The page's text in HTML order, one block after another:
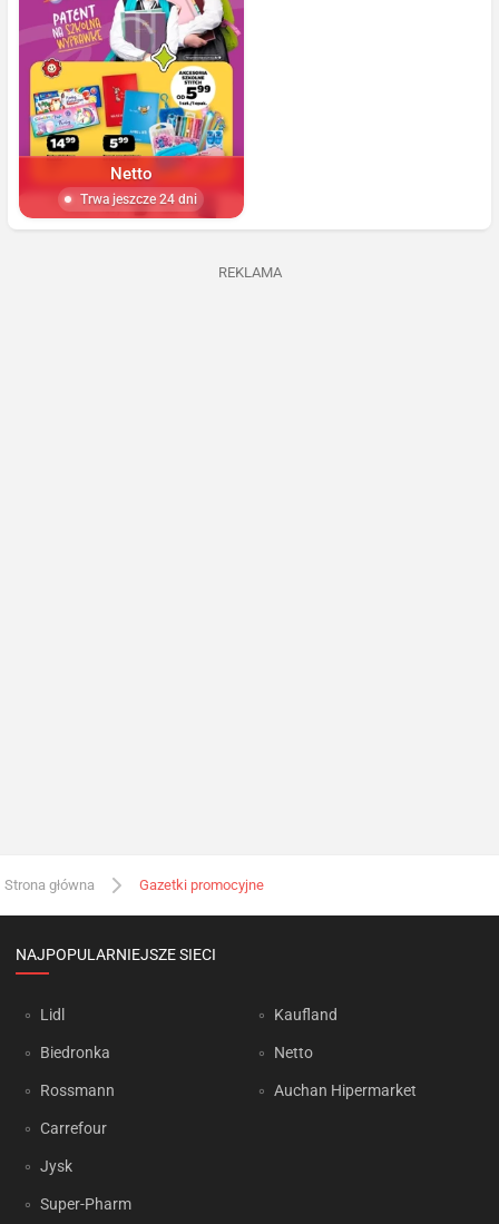
Netto
Trwa jeszcze 24 dni
REKLAMA
Strona główna Gazetki promocyjne
NAJPOPULARNIEJSZE SIECI
Lidl
Biedronka
Rossmann
Carrefour
Jysk
Super-Pharm
Kaufland
Netto
Auchan Hipermarket